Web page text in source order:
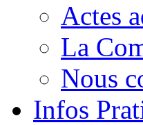
Actes
La
Nous
Infos